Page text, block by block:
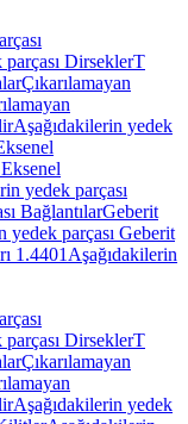
DirseklerT
Çıkarılamayan
Aşağıdakilerin yedek
yedek parçası
BağlantılarGeberit
yedek parçası Geberit
1.4401 Aşağıdakilerin
DirseklerT
Çıkarılamayan
Aşağıdakilerin yedek